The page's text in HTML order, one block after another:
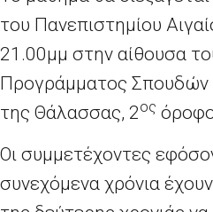
του Πανεπιστημίου
21.00μμ στην αίθουσα
Προγράμματος Σπουδών
της Θάλασσας, 2ος
Οι συμμετέχοντες
συνεχόμενα χρόνια